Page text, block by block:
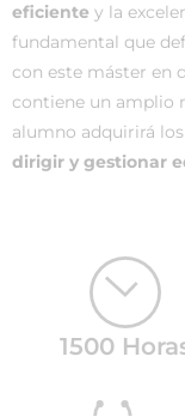
eficiente y la
fundamental que
con este máster en
contiene un amplio
alumno adquirirá
dirigir y gestionar
1500